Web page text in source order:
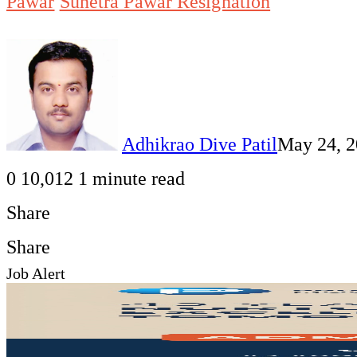
Adhikrao Dive PatilMay 24,
0 10,012 1 minute read
Share
Facebook
Twitter
LinkedIn
Pinterest
WhatsApp
Telegram
Share
via
Print
Share
Facebook
Twitter
LinkedIn
Pinterest
Messenger
Messenger
WhatsApp
Telegram
Share
Print
Job Alert